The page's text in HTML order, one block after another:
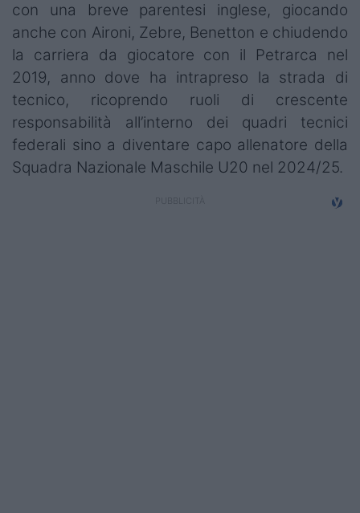
con una breve parentesi inglese, giocando
anche con Aironi, Zebre, Benetton e chiudendo
la carriera da giocatore con il Petrarca nel
2019, anno dove ha intrapreso la strada di
tecnico, ricoprendo ruoli di crescente
responsabilità all’interno dei quadri tecnici
federali sino a diventare capo allenatore della
Squadra Nazionale Maschile U20 nel 2024/25.